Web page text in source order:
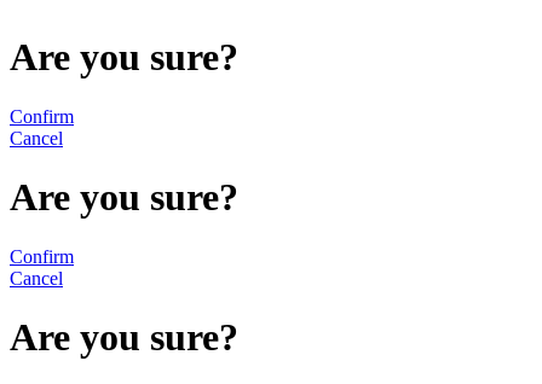
Are you sure?
Confirm
Cancel
Are you sure?
Confirm
Cancel
Are you sure?